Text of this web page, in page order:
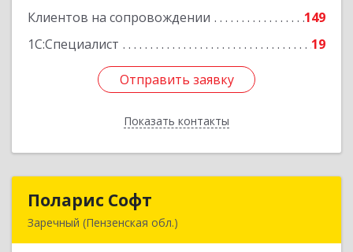
Клиентов на сопровождении
149
1С:Специалист
19
Отправить заявку
Показать контакты
Подробнее
Отправить заявку
Назад
Поларис Софт
Заречный (Пензенская обл.)